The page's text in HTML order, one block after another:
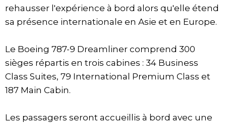
rehausser l'expérience à bord alors qu'elle étend
sa présence internationale en Asie et en Europe.
Le Boeing 787-9 Dreamliner comprend 300
sièges répartis en trois cabines : 34 Business
Class Suites, 79 International Premium Class et
187 Main Cabin.
Les passagers seront accueillis à bord avec une